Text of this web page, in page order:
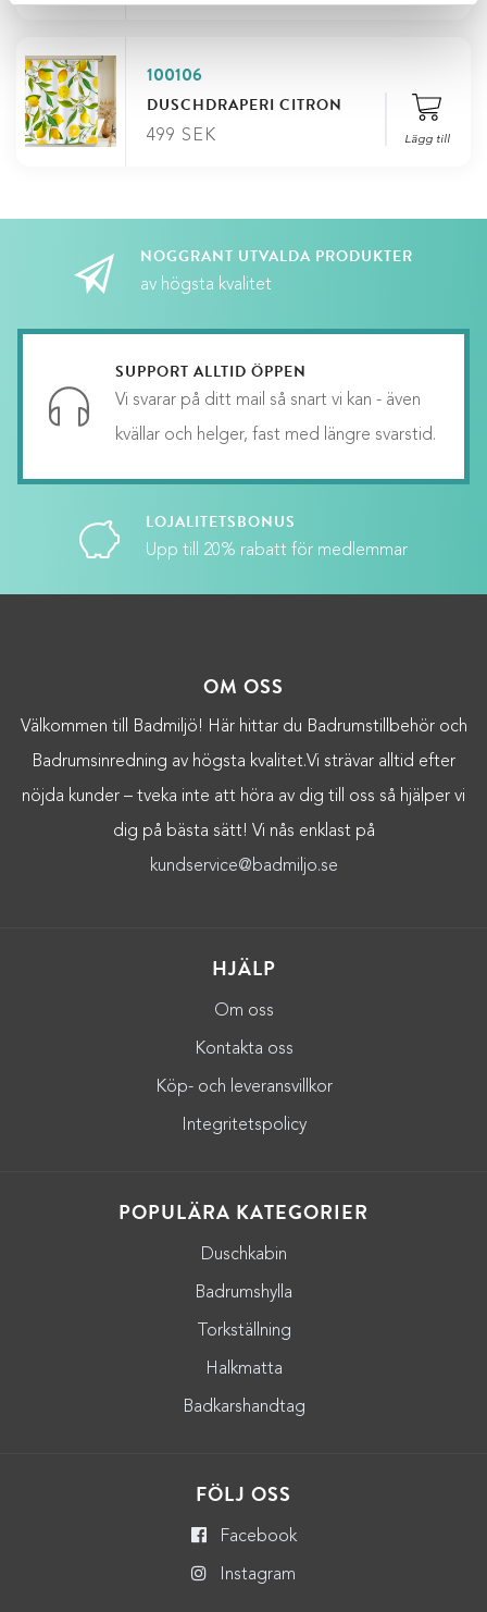
Diameter 100106
DUSCHDRAPERI CITRON
499 SEK Lägg till
NOGGRANT UTVALDA PRODUKTER
av högsta kvalitet
SUPPORT ALLTID ÖPPEN
Vi svarar på ditt mail så snart vi kan - även
kvällar och helger, fast med längre svarstid.
LOJALITETSBONUS
Upp till 20% rabatt för medlemmar
OM OSS
Välkommen till Badmiljö! Här hittar du Badrumstillbehör och
Badrumsinredning av högsta kvalitet.Vi strävar alltid efter
nöjda kunder – tveka inte att höra av dig till oss så hjälper vi
dig på bästa sätt! Vi nås enklast på
kundservice@badmiljo.se
HJÄLP
Om oss
Kontakta oss
Köp- och leveransvillkor
Integritetspolicy
POPULÄRA KATEGORIER
Duschkabin
Badrumshylla
Torkställning
Halkmatta
Badkarshandtag
FÖLJ OSS
Facebook
Instagram